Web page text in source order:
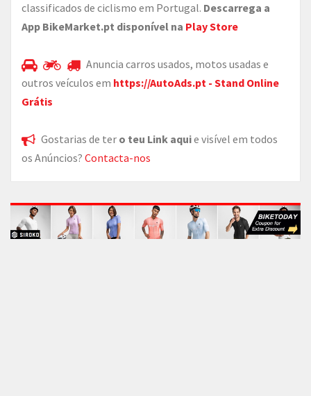
classificados de ciclismo em Portugal. Descarrega a
App BikeMarket.pt disponível na Play Store
Anuncia carros usados, motos usadas e
outros veículos em https://AutoAds.pt - Stand Online
Grátis
Gostarias de ter o teu Link aquie visível em todos
os Anúncios? Contacta-nos